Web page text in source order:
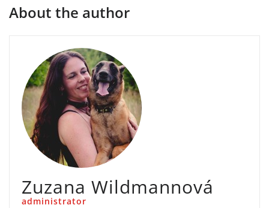
About the author
Zuzana Wildmannová
administrator